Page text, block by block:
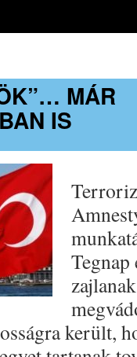
MÁR
IS
Tegnap
került,